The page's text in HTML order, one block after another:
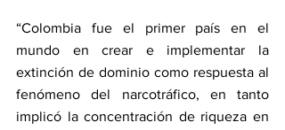
“Colombia fue el primer país en el
mundo en crear e implementar la
extinción de dominio como respuesta al
fenómeno del narcotráfico, en tanto
implicó la concentración de riqueza en